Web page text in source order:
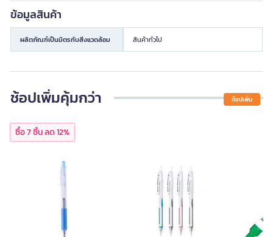
ข้อมูลสินค้า
ผลิตภัณฑ์เป็นมิตรกับสิ่งแวดล้อม สินค้าทั่วไป
ช้อปเพิ่มคุ้มกว่า ช้อปเพิ่ม
ซื้อ 7 ชิ้น ลด 12%